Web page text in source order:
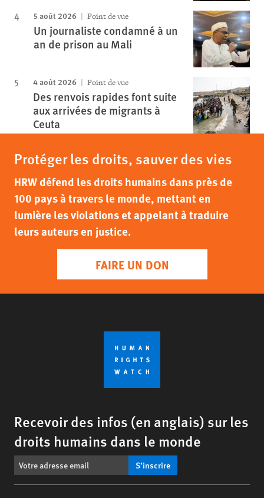
5 août 2026 Point de vue
Un journaliste condamné à un
an de prison au Mali
4 août 2026 Point de vue
Des renvois rapides font suite
aux arrivées de migrants à
Ceuta
Protéger les droits, sauver des vies
HRW défend les droits humains dans près de
100 pays à travers le monde, mettant en
lumière les violations et appelant à traduire
leurs auteurs en justice.
FAIRE UN DON
Recevoir des infos (en anglais) sur les
droits humains dans le monde
S’inscrire